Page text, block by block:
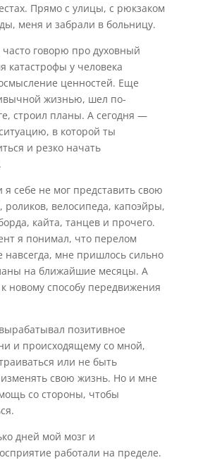
Прямо с улицы, с рюкзаком
меня и забрали в больницу.
часто говорю про духовный
катастрофы у человека
ценностей. Еще
жизнью, шел по-
строил планы. А сегодня —
в которой ты
и резко начать
себе не мог представить свою
роликов, велосипеда, капоэйры,
кайта, танцев и прочего.
я понимал, что перелом
мне пришлось сильно
на ближайшие месяцы. А
новому способу передвижения
позитивное
и происходящему со мной,
или не быть
свою жизнь. Но и мне
со стороны, чтобы
дней мой мозг и
работали на пределе.